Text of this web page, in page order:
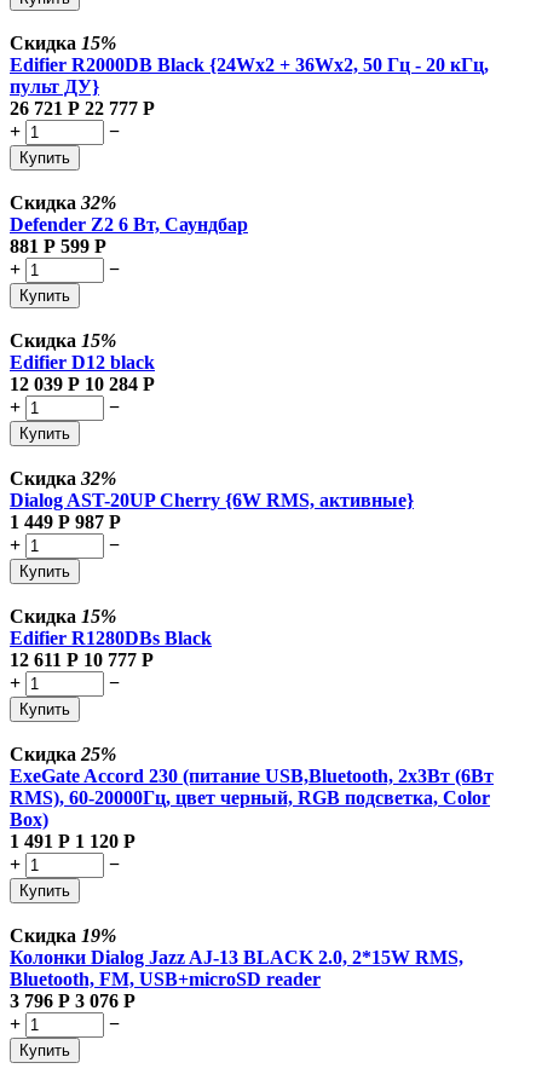
Скидка 15%
Edifier R2000DB Black {24Wx2 + 36Wx2, 50 Гц - 20 кГц,
пульт ДУ}
26 721 Р 22 777 Р
+
−
Купить
Скидка 32%
Defender Z2 6 Вт, Саундбар
881 Р 599 Р
+
−
Купить
Скидка 15%
Edifier D12 black
12 039 Р 10 284 Р
+
−
Купить
Скидка 32%
Dialog AST-20UP Cherry {6W RMS, активные}
1 449 Р 987 Р
+
−
Купить
Скидка 15%
Edifier R1280DBs Black
12 611 Р 10 777 Р
+
−
Купить
Скидка 25%
ExeGate Accord 230 (питание USB,Bluetooth, 2х3Вт (6Вт
RMS), 60-20000Гц, цвет черный, RGB подсветка, Color
Box)
1 491 Р 1 120 Р
+
−
Купить
Скидка 19%
Колонки Dialog Jazz AJ-13 BLACK 2.0, 2*15W RMS,
Bluetooth, FM, USB+microSD reader
3 796 Р 3 076 Р
+
−
Купить